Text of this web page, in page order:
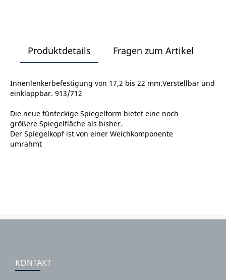
Produktdetails Fragen zum Artikel
Innenlenkerbefestigung von 17,2 bis 22 mm.Verstellbar und
einklappbar. 913/712
Die neue fünfeckige Spiegelform bietet eine noch
größere Spiegelfläche als bisher.
Der Spiegelkopf ist von einer Weichkomponente
umrahmt
KONTAKT